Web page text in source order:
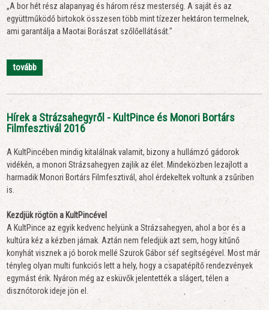
„A bor hét rész alapanyag és három rész mesterség. A saját és az
együttműködő birtokok összesen több mint tízezer hektáron termelnek,
ami garantálja a Maotai Borászat szőlőellátását."
tovább
Hírek a Strázsahegyről - KultPince és Monori Bortárs
Filmfesztivál 2016
A KultPincében mindig kitalálnak valamit, bizony a hullámzó gádorok
vidékén, a monori Strázsahegyen zajlik az élet. Mindeközben lezajlott a
harmadik Monori Bortárs Filmfesztivál, ahol érdekeltek voltunk a zsűriben
is.
Kezdjük rögtön a KultPincével
A KultPince az egyik kedvenc helyünk a Strázsahegyen, ahol a bor és a
kultúra kéz a kézben járnak. Aztán nem feledjük azt sem, hogy kitűnő
konyhát visznek a jó borok mellé Szurok Gábor séf segítségével. Most már
tényleg olyan multi funkciós lett a hely, hogy a csapatépítő rendezvények
egymást érik. Nyáron még az esküvők jelentették a slágert, télen a
disznótorok ideje jön el.